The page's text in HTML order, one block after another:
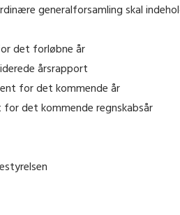
generalforsamling skal
det forløbne år
årsrapport
for det kommende år
det kommende regnskabsår